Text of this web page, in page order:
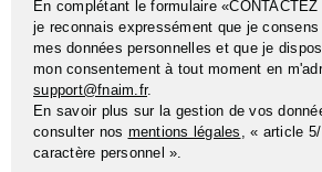
En complétant le formulaire
je reconnais expressément que je
mes données personnelles et que je
mon consentement à tout moment en
support@fnaim.fr.
En savoir plus sur la gestion de vos
consulter nos mentions légales , « article
caractère personnel ».